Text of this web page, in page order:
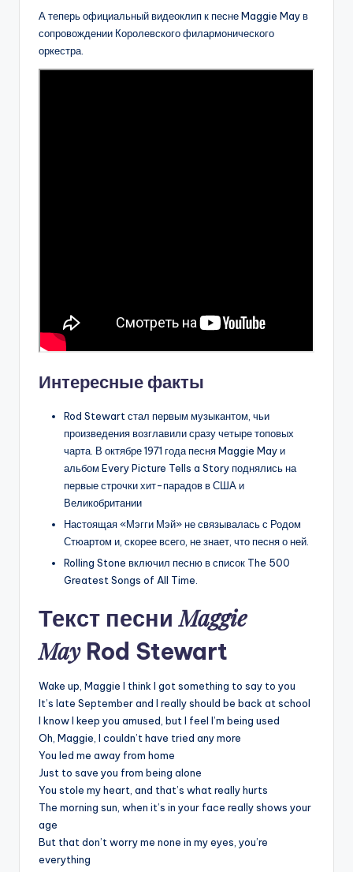
А теперь официальный видеоклип к песне Maggie May в
сопровождении Королевского филармонического
оркестра.
Интересные факты
Rod Stewart стал первым музыкантом, чьи
произведения возглавили сразу четыре топовых
чарта. В октябре 1971 года песня Maggie May и
альбом Every Picture Tells a Story поднялись на
первые строчки хит-парадов в США и
Великобритании
Настоящая «Мэгги Мэй» не связывалась с Родом
Стюартом и, скорее всего, не знает, что песня о ней.
Rolling Stone включил песню в список The 500
Greatest Songs of All Time.
Текст песниMaggie
MayRod Stewart
Wake up, Maggie I think I got something to say to you
It’s late September and I really should be back at school
I know I keep you amused, but I feel I’m being used
Oh, Maggie, I couldn’t have tried any more
You led me away from home
Just to save you from being alone
You stole my heart, and that’s what really hurts
The morning sun, when it’s in your face really shows your
age
But that don’t worry me none in my eyes, you’re
everything